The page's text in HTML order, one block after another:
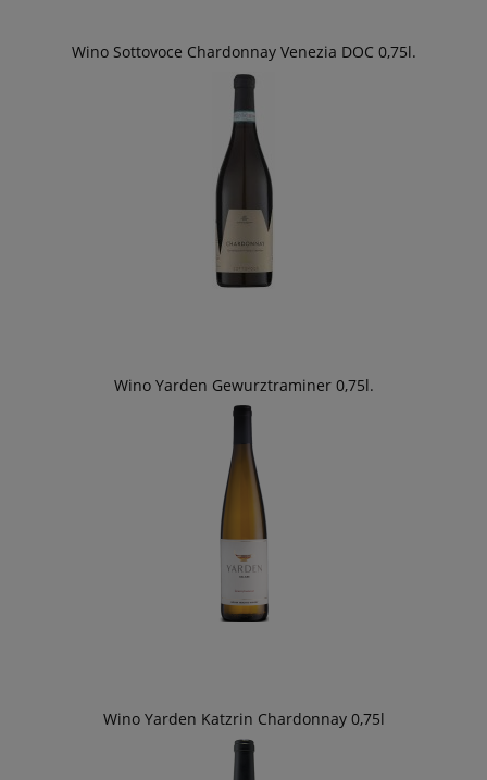
Wino Sottovoce Chardonnay Venezia DOC 0,75l.
Wino Yarden Gewurztraminer 0,75l.
Wino Yarden Katzrin Chardonnay 0,75l